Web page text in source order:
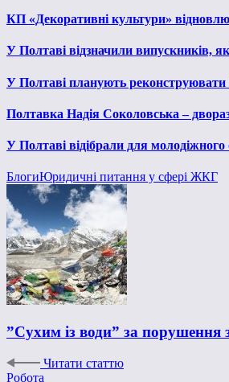
КП «Декоративні культури»
У Полтаві відзначили випускників,
У Полтаві планують реконструювати
Полтавка Надія Соколовська –
У Полтаві відібрали для
БлогиЮридичні питання у сфері ЖКГ
”Сухим із води” за порушення
Читати статтю
Робота